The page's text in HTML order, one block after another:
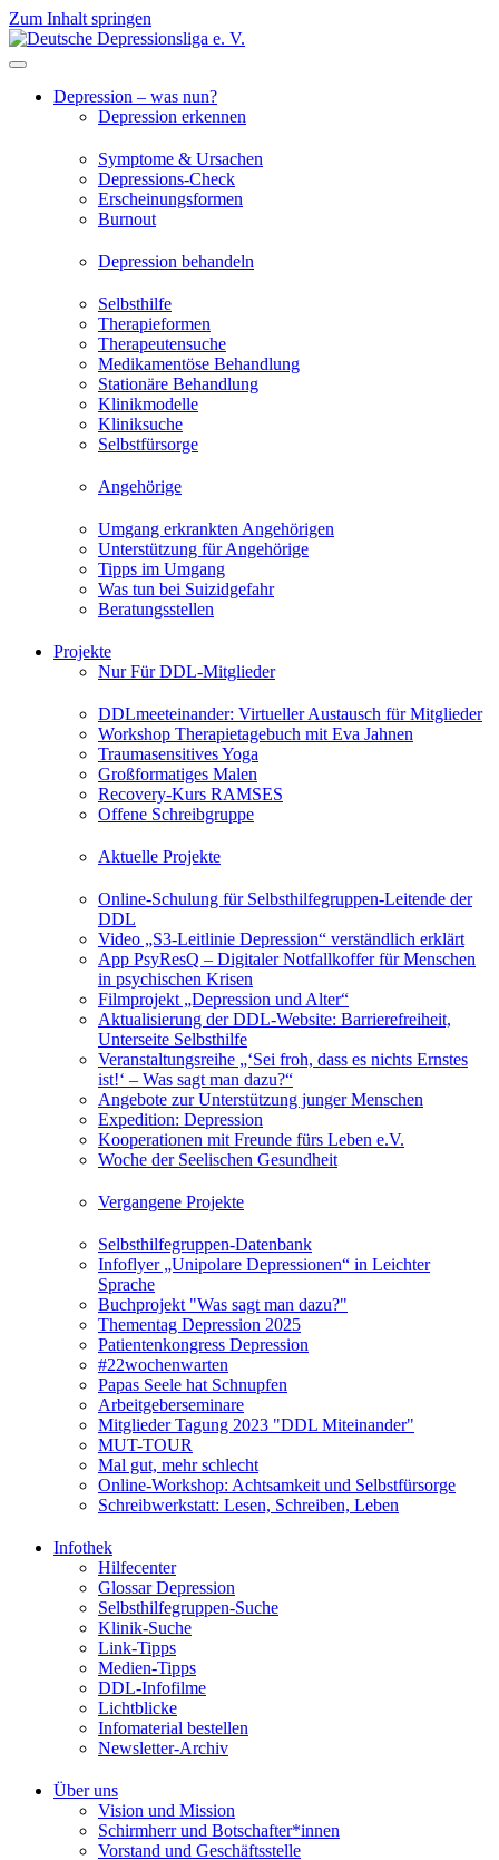
Zum Inhalt springen
Depression – was nun?
Depression erkennen
Symptome & Ursachen
Depressions-Check
Erscheinungsformen
Burnout
Depression behandeln
Selbsthilfe
Therapieformen
Therapeutensuche
Medikamentöse Behandlung
Stationäre Behandlung
Klinikmodelle
Kliniksuche
Selbstfürsorge
Angehörige
Umgang erkrankten Angehörigen
Unterstützung für Angehörige
Tipps im Umgang
Was tun bei Suizidgefahr
Beratungsstellen
Projekte
Nur Für DDL-Mitglieder
DDLmeeteinander: Virtueller Austausch für Mitglieder
Workshop Therapietagebuch mit Eva Jahnen
Traumasensitives Yoga
Großformatiges Malen
Recovery-Kurs RAMSES
Offene Schreibgruppe
Aktuelle Projekte
Online-Schulung für Selbsthilfegruppen-Leitende der
DDL
Video „S3-Leitlinie Depression“ verständlich erklärt
App PsyResQ – Digitaler Notfallkoffer für Menschen
in psychischen Krisen
Filmprojekt „Depression und Alter“
Aktualisierung der DDL-Website: Barrierefreiheit,
Unterseite Selbsthilfe
Veranstaltungsreihe „‘Sei froh, dass es nichts Ernstes
ist!‘ – Was sagt man dazu?“
Angebote zur Unterstützung junger Menschen
Expedition: Depression
Kooperationen mit Freunde fürs Leben e.V.
Woche der Seelischen Gesundheit
Vergangene Projekte
Selbsthilfegruppen-Datenbank
Infoflyer „Unipolare Depressionen“ in Leichter
Sprache
Buchprojekt "Was sagt man dazu?"
Thementag Depression 2025
Patientenkongress Depression
#22wochenwarten
Papas Seele hat Schnupfen
Arbeitgeberseminare
Mitglieder Tagung 2023 "DDL Miteinander"
MUT-TOUR
Mal gut, mehr schlecht
Online-Workshop: Achtsamkeit und Selbstfürsorge
Schreibwerkstatt: Lesen, Schreiben, Leben
Infothek
Hilfecenter
Glossar Depression
Selbsthilfegruppen-Suche
Klinik-Suche
Link-Tipps
Medien-Tipps
DDL-Infofilme
Lichtblicke
Infomaterial bestellen
Newsletter-Archiv
Über uns
Vision und Mission
Schirmherr und Botschafter*innen
Vorstand und Geschäftsstelle